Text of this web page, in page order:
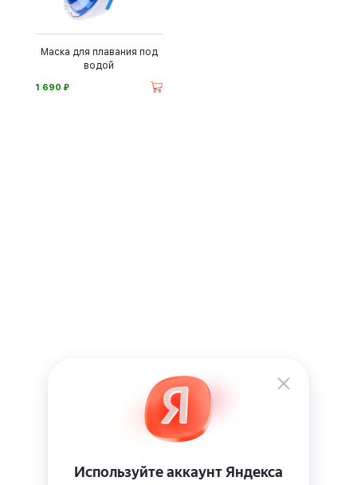
Маска для плавания под
водой
1 690 ⃏